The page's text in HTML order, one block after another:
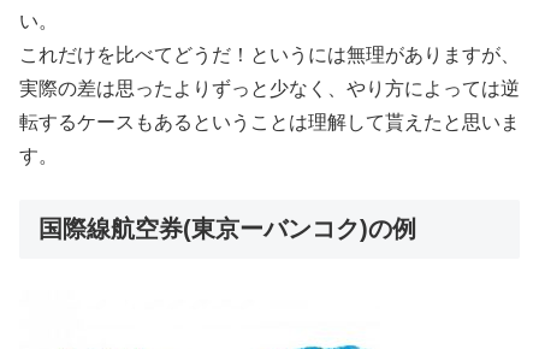
い。
これだけを比べてどうだ！というには無理がありますが、
実際の差は思ったよりずっと少なく、やり方によっては逆
転するケースもあるということは理解して貰えたと思いま
す。
国際線航空券(東京ーバンコク)の例